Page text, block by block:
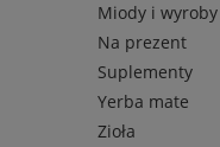
Miody i
Na prezent
Suplementy
Yerba mate
Zioła